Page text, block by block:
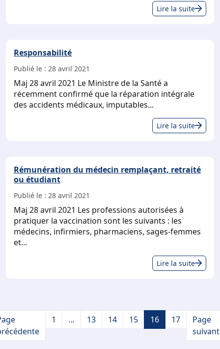
Lire la suite
et
Responsabilité
Publié le : 28 avril 2021
Maj 28 avril 2021 Le Ministre de la Santé a
récemment confirmé que la réparation intégrale
des accidents médicaux, imputables...
Lire la suite
Rémunération du médecin remplaçant, retraité
ou étudiant
Publié le : 28 avril 2021
Maj 28 avril 2021 Les professions autorisées à
pratiquer la vaccination sont les suivants : les
médecins, infirmiers, pharmaciens, sages-femmes
et...
Lire la suite
du
ou
1 … 13 14 15 16 17
Page